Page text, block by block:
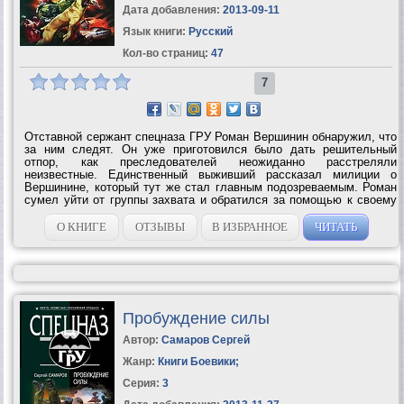
Дата добавления: 2013-09-11
Язык книги: Русский
Кол-во страниц: 47
7
Отставной сержант спецназа ГРУ Роман Вершинин обнаружил, что
за ним следят. Он уже приготовился было дать решительный
отпор, как преследователей неожиданно расстреляли
неизвестные. Единственный выживший рассказал милиции о
Вершинине, который тут же стал главным подозреваемым. Роман
сумел уйти от группы захвата и обратился за помощью к своему
бывшему командиру капитану Авезову. Вместе они вышли на
сотрудников ГРУ с просьбой о...
О КНИГЕ ОТЗЫВЫ В ИЗБРАННОЕ ЧИТАТЬ
Пробуждение силы
Автор: Самаров Сергей
Жанр: Книги Боевики;
Серия: 3